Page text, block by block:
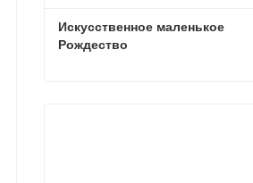
Искусственное маленькое
Рождество